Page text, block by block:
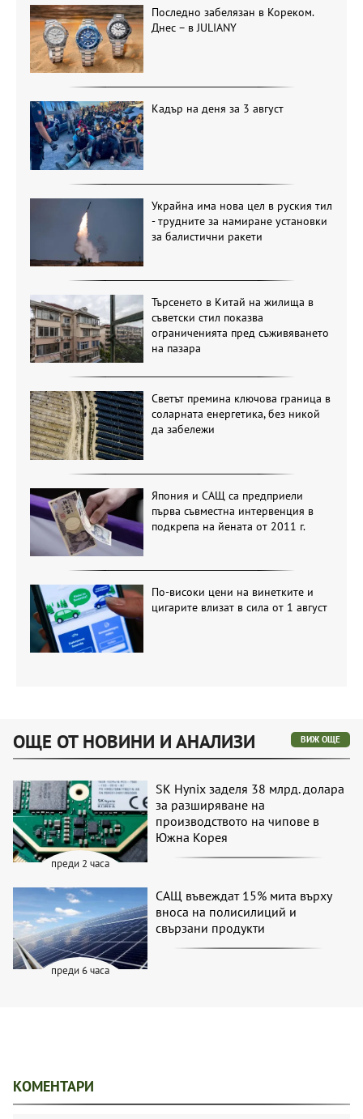
Последно забелязан в Кореком.
Днес – в JULIANY
Кадър на деня за 3 август
Украйна има нова цел в руския тил
- трудните за намиране установки
за балистични ракети
Търсенето в Китай на жилища в
съветски стил показва
ограниченията пред съживяването
на пазара
Светът премина ключова граница в
соларната енергетика, без никой
да забележи
Япония и САЩ са предприели
първа съвместна интервенция в
подкрепа на йената от 2011 г.
По-високи цени на винетките и
цигарите влизат в сила от 1 август
ОЩЕ ОТ НОВИНИ И АНАЛИЗИ ВИЖ ОЩЕ
преди 2 часа
SK Hynix заделя 38 млрд. долара
за разширяване на
производството на чипове в
Южна Корея
преди 6 часа
САЩ въвеждат 15% мита върху
вноса на полисилиций и
свързани продукти
КОМЕНТАРИ